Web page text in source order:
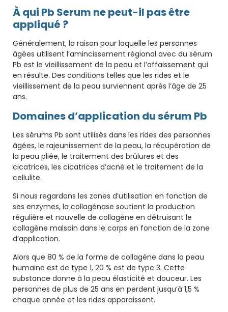
À qui Pb Serum ne peut-il pas être
appliqué ?
Généralement, la raison pour laquelle les personnes
âgées utilisent l’amincissement régional avec du sérum
Pb est le vieillissement de la peau et l’affaissement qui
en résulte. Des conditions telles que les rides et le
vieillissement de la peau surviennent après l’âge de 25
ans.
Domaines d’application du sérum Pb
Les sérums Pb sont utilisés dans les rides des personnes
âgées, le rajeunissement de la peau, la récupération de
la peau pliée, le traitement des brûlures et des
cicatrices, les cicatrices d’acné et le traitement de la
cellulite.
Si nous regardons les zones d’utilisation en fonction de
ses enzymes, la collagénase soutient la production
régulière et nouvelle de collagène en détruisant le
collagène malsain dans le corps en fonction de la zone
d’application.
Alors que 80 % de la forme de collagène dans la peau
humaine est de type 1, 20 % est de type 3. Cette
substance donne à la peau élasticité et douceur. Les
personnes de plus de 25 ans en perdent jusqu’à 1,5 %
chaque année et les rides apparaissent.